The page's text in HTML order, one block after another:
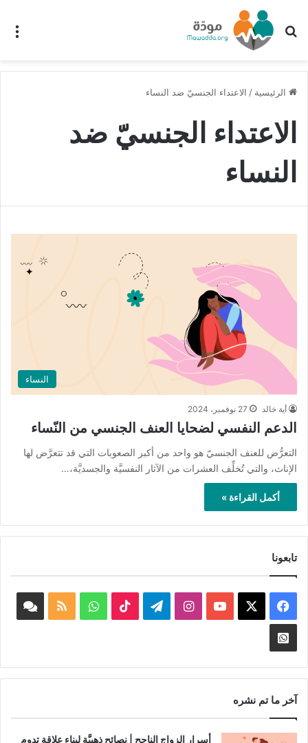
بحث عن
الرئيسية / الاعتداء الجنسيّ ضد النساء
الاعتداء الجنسيّ ضد
النساء
النساء
أية خالد 27 نوفمبر، 2024
الدعم النفسي لضحايا العنف الجنسي من النّساء
التعرُّض للعنف الجنسيّ هو واحد من أكبر الصعوبات التي قد تتعرَّض لها
الإناث، والتي تُخلِّف العشرات من الآثار النفسيَّة والجسديَّة،…
أكمل القراءة »
تابعونا
فيسبوك ‫YouTubeانستقرامتيلقرام ‫TikTokواتسابملخص
Whatsapp
Channel
آخر ما تم نشره
أسرار الزواج الناجح | نصائح ذهبيَّة لبناء علاقة تدوم